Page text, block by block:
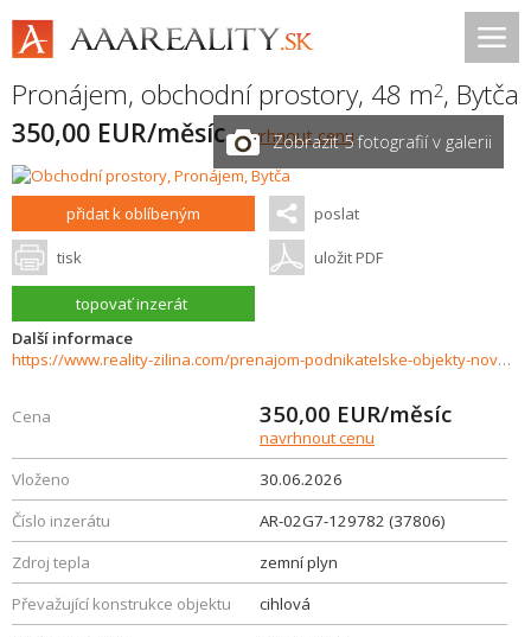
Pronájem, obchodní prostory, 48 m2, Bytča
350,00 EUR/měsícnavrhnout cenu
Zobrazit 5 fotografií v galerii
přidat k oblíbeným poslat
tisk uložit PDF
topovať inzerát
Další informace
https://www.reality-zilina.com/prenajom-podnikatelske-objekty-novostavby/Obchodne-priestory--48m2---Bytca-37806/?utm_source=areality&utm_medium=xml&utm_term=37806&utm_content=pozemok&utm_campaign=portaly
Cena 350,00 EUR/měsíc
navrhnout cenu
Vloženo
30.06.2026
Číslo inzerátu
AR-02G7-129782 (37806)
Zdroj tepla
zemní plyn
Převažující konstrukce objektu
cihlová